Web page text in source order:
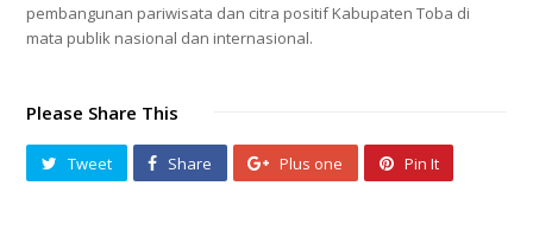
pembangunan pariwisata dan citra positif Kabupaten Toba di
mata publik nasional dan internasional.
Please Share This
Tweet Share Plus one Pin It